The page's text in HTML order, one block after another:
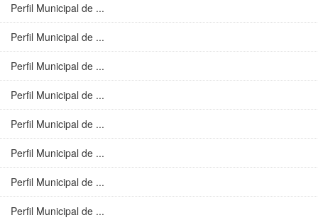
Perfil Municipal de ...
Perfil Municipal de ...
Perfil Municipal de ...
Perfil Municipal de ...
Perfil Municipal de ...
Perfil Municipal de ...
Perfil Municipal de ...
Perfil Municipal de ...